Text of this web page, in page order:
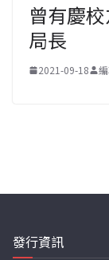
曾有慶
局長
2021-09-18
發行資訊